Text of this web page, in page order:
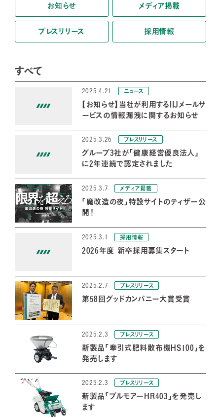
お知らせ メディア掲載
プレスリリース 採用情報
すべて
2025.4.21 ニュース
【お知らせ】当社が利用するIIJメールサ
ービスの情報漏洩に関するお知らせ
2025.3.26 プレスリリース
グループ3社が「健康経営優良法人」
に2年連続で認定されました
2025.3.7 メディア掲載
「魔改造の夜」特設サイトのティザー公
開！
2025.3.1 採用情報
2026年度 新卒採用募集スタート
2025.2.7 プレスリリース
第58回グッドカンパニー大賞受賞
2025.2.3 プレスリリース
新製品「牽引式肥料散布機HS100」を
発売します
2025.2.3 プレスリリース
新製品「ブルモアーHR403」を発売し
ます